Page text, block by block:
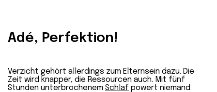
Adé, Perfektion!
Verzicht gehört allerdings zum Elternsein dazu. Die
Zeit wird knapper, die Ressourcen auch. Mit fünf
Stunden unterbrochenem Schlaf powert niemand